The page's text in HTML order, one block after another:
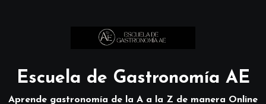
Escuela de Gastronomía AE
Aprende gastronomía de la A a la Z de manera Online